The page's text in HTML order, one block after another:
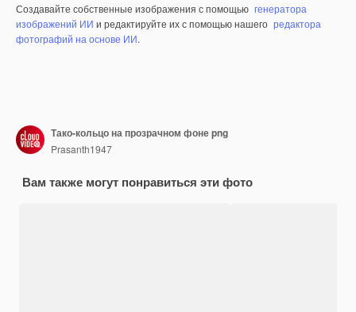
Создавайте собственные изображения с помощью генератора
изображений ИИ и редактируйте их с помощью нашего редактора
фотографий на основе ИИ.
Тако-кольцо на прозрачном фоне png
Prasanth1947
Вам также могут понравиться эти фото